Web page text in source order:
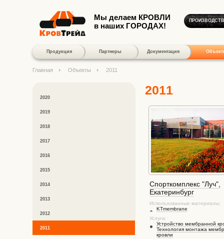
Мы делаем КРОВЛИ
в наших ГОРОДАХ!
Продукция Партнеры Документация
Главная Объекты 2011
2020
2019
2018
2017
2016
2015
2014
2013
2012
2011
2011
Спорткомплекс "Луч",
Екатеринбург
Использованные материалы:
KTmembrane
Услуги:
Устройство мембранной
Технология монтажа
кровли